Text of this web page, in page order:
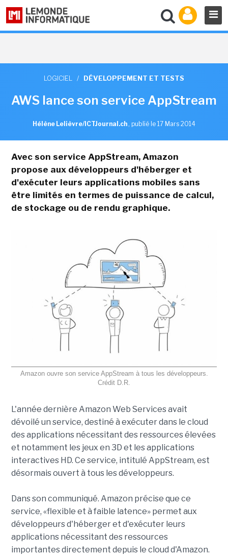
LOGICIEL / DÉVELOPPEMENT ET TESTS
AWS lance son service AppStream
Hélène Lelièvre/ICTJournal.ch , publié le 17 Mars 2014
Avec son service AppStream, Amazon
propose aux développeurs d'héberger et
d'exécuter leurs applications mobiles sans
être limités en termes de puissance de calcul,
de stockage ou de rendu graphique.
Amazon ouvre son service AppStream à tous les développeurs.
Crédit D.R.
L'année dernière Amazon Web Services avait
dévoilé un service, destiné à exécuter dans le cloud
des applications nécessitant des ressources élevées
et notamment les jeux en 3D et les applications
interactives HD. Ce service, intitulé AppStream, est
désormais ouvert à tous les développeurs.
Dans son communiqué. Amazon précise que ce
service, «flexible et à faible latence» permet aux
développeurs d'héberger et d'exécuter leurs
applications nécessitant des ressources
importantes directement depuis le cloud d'Amazon.